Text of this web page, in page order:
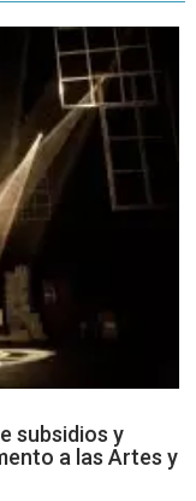
subsidios y
a las Artes y